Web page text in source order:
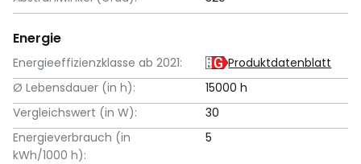
Energie
Energieeffizienzklasse ab 2021:
Produktdatenblatt
Ø Lebensdauer (in h):
15000 h
Vergleichswert (in W):
30
Energieverbrauch (in
kWh/1000 h):
5